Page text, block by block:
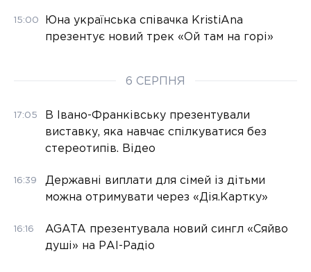
15:00
Юна українська співачка KristiAna
презентує новий трек «Ой там на горі»
6 СЕРПНЯ
17:05
В Івано-Франківську презентували
виставку, яка навчає спілкуватися без
стереотипів. Відео
16:39
Державні виплати для сімей із дітьми
можна отримувати через «Дія.Картку»
16:16
AGATA презентувала новий сингл «Сяйво
душі» на РАІ-Радіо